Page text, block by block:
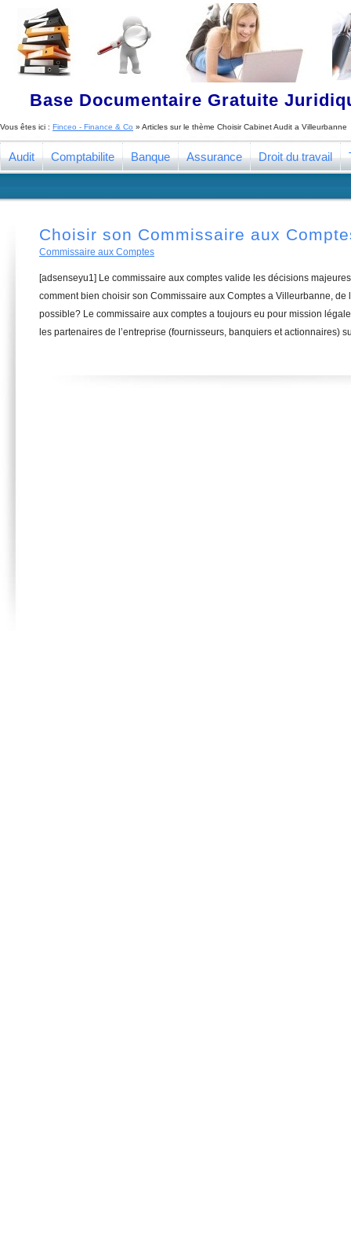
Base Documentaire Gratuite
Vous êtes ici : Finceo - Finance & Co » Articles sur le thème Choisir Cabinet Audit a Villeurbanne
Audit Comptabilite Banque Assurance Droit du travail
Choisir son Commissaire aux
Commissaire aux Comptes
[adsenseyu1] Le commissaire aux comptes valide les décisions
comment bien choisir son Commissaire aux Comptes a Villeurbanne,
possible? Le commissaire aux comptes a toujours eu pour mission
les partenaires de l’entreprise (fournisseurs, banquiers et actionnaires)